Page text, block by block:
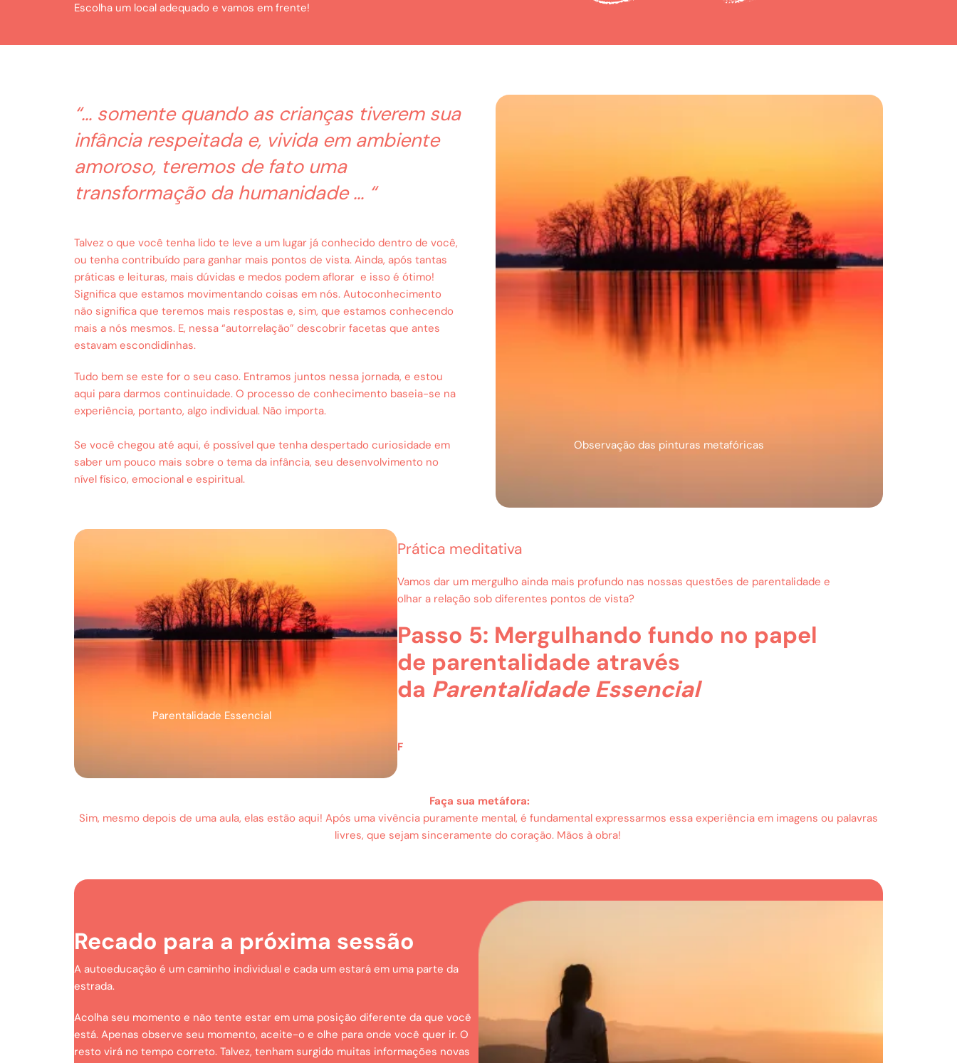
Escolha um local adequado e vamos em frente!
“… somente quando as crianças tiverem sua
infância respeitada e, vivida em ambiente
amoroso, teremos de fato uma
transformação da humanidade … “
Talvez o que você tenha lido te leve a um lugar já conhecido dentro de você,
ou tenha contribuído para ganhar mais pontos de vista. Ainda, após tantas
práticas e leituras, mais dúvidas e medos podem aflorar e isso é ótimo!
Significa que estamos movimentando coisas em nós. Autoconhecimento
não significa que teremos mais respostas e, sim, que estamos conhecendo
mais a nós mesmos. E, nessa “autorrelação” descobrir facetas que antes
estavam escondidinhas.
Tudo bem se este for o seu caso. Entramos juntos nessa jornada, e estou
aqui para darmos continuidade. O processo de conhecimento baseia-se na
experiência, portanto, algo individual. Não importa.
Se você chegou até aqui, é possível que tenha despertado curiosidade em
saber um pouco mais sobre o tema da infância, seu desenvolvimento no
nível físico, emocional e espiritual.
Observação das pinturas metafóricas
Prática meditativa
Vamos dar um mergulho ainda mais profundo nas nossas questões de parentalidade e
olhar a relação sob diferentes pontos de vista?
Passo 5: Mergulhando fundo no papel
de parentalidade através
da Parentalidade Essencial
F
Parentalidade Essencial
Faça sua metáfora:
Sim, mesmo depois de uma aula, elas estão aqui! Após uma vivência puramente mental, é fundamental expressarmos essa experiência em imagens ou palavras
livres, que sejam sinceramente do coração. Mãos à obra!
Recado para a próxima sessão
A autoeducação é um caminho individual e cada um estará em uma parte da
estrada.
Acolha seu momento e não tente estar em uma posição diferente da que você
está. Apenas observe seu momento, aceite-o e olhe para onde você quer ir. O
resto virá no tempo correto. Talvez, tenham surgido muitas informações novas